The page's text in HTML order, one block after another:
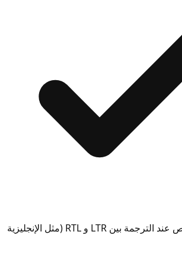
تعديل تلقائي لاتجاه النص عند الترجمة بين LTR و RTL (مثل الإنجليزية